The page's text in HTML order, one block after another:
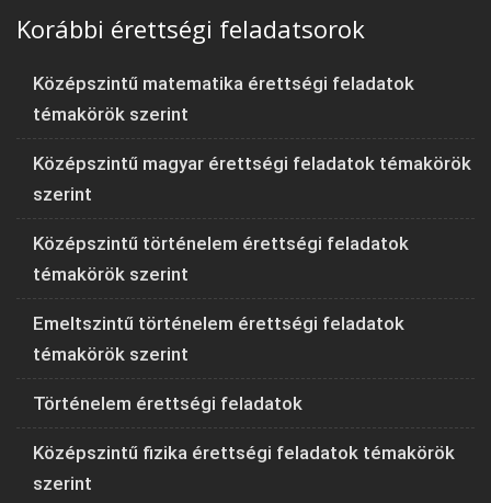
Korábbi érettségi feladatsorok
Középszintű matematika érettségi feladatok
témakörök szerint
Középszintű magyar érettségi feladatok témakörök
szerint
Középszintű történelem érettségi feladatok
témakörök szerint
Emeltszintű történelem érettségi feladatok
témakörök szerint
Történelem érettségi feladatok
Középszintű fizika érettségi feladatok témakörök
szerint